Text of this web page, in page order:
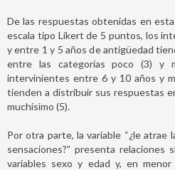
De las respuestas obtenidas en
escala tipo Likert de 5 puntos, los
y entre 1 y 5 años de antigüedad
entre las categorías poco (3) y
intervinientes entre 6 y 10 años y
tienden a distribuir sus respuestas
muchísimo (5).
Por otra parte, la variable “¿le atrae
sensaciones?” presenta relaciones
variables sexo y edad y, en